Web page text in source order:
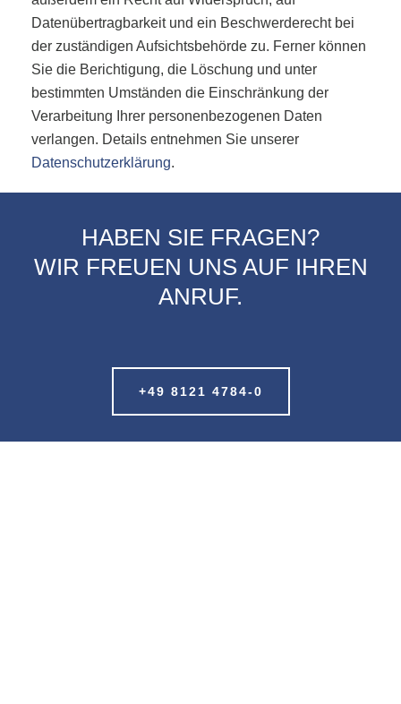
Datenübertragbarkeit und ein Beschwerderecht bei
der zuständigen Aufsichtsbehörde zu. Ferner können
Sie die Berichtigung, die Löschung und unter
bestimmten Umständen die Einschränkung der
Verarbeitung Ihrer personenbezogenen Daten
verlangen. Details entnehmen Sie unserer
Datenschutzerklärung.
HABEN SIE FRAGEN?
WIR FREUEN UNS AUF IHREN
ANRUF.
+49 8121 4784-0